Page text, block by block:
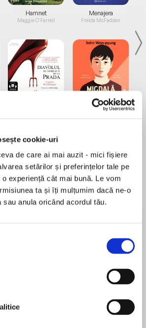
cookie-uri
de care ai mai auzit - mici fișiere
setărilor și preferințelor tale pe
experiență cât mai bună. Le vom
ta și îți mulțumim dacă ne-o
anula oricând acordul tău.
Hamnet
Maggie O'Farrell
Menajera
Freida McFadden
Migdală
Sohn Won-pyung
of social climbingby Agatha
under the pseudonym Mary
about crimes of the
explore the human psychology
mystery fans.
nu există recenzii